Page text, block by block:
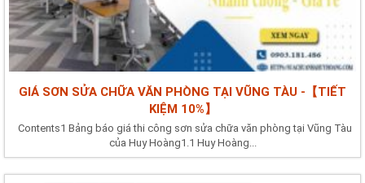
GIÁ SƠN SỬA CHỮA VĂN PHÒNG TẠI VŨNG TÀU -【TIẾT
KIỆM 10%】
Contents1 Bảng báo giá thi công sơn sửa chữa văn phòng tại Vũng Tàu
của Huy Hoàng1.1 Huy Hoàng...